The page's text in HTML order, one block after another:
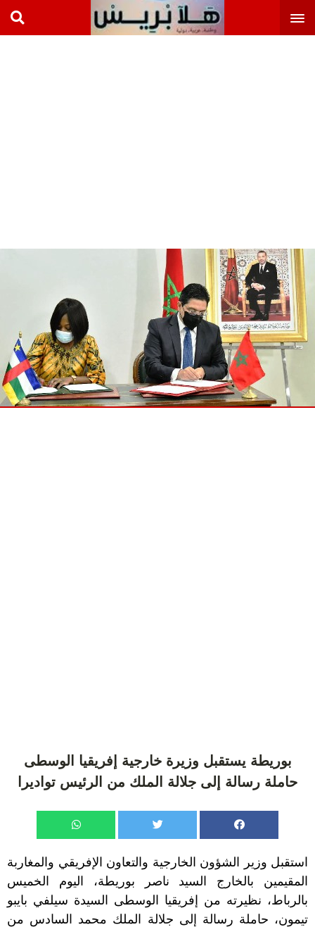
بوريطة يستقبل وزيرة خارجية إفريقيا الوسطى
حاملة رسالة إلى جلالة الملك من الرئيس تواديرا
استقبل وزير الشؤون الخارجية والتعاون الإفريقي والمغاربة
المقيمين بالخارج السيد ناصر بوريطة، اليوم الخميس
بالرباط، نظيرته من إفريقيا الوسطى السيدة سيلفي بايبو
تيمون، حاملة رسالة إلى جلالة الملك محمد السادس من